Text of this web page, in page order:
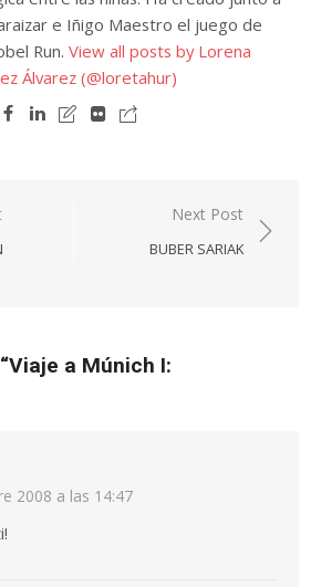
e Iñigo Maestro el juego de
Run. View all posts by Lorena
Álvarez (@loretahur)
Next Post
BUBER SARIAK
Viaje a Múnich I:
2008 a las 14:47